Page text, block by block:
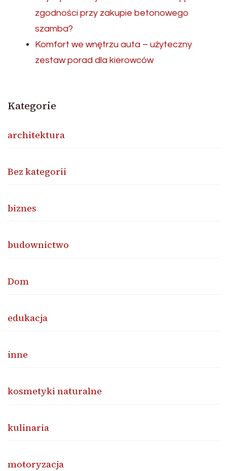
zgodności przy zakupie betonowego
szamba?
Komfort we wnętrzu auta – użyteczny
zestaw porad dla kierowców
Kategorie
architektura
Bez kategorii
biznes
budownictwo
Dom
edukacja
inne
kosmetyki naturalne
kulinaria
motoryzacja